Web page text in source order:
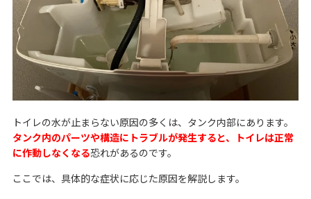
トイレの水が止まらない原因の多くは、タンク内部にあります。
タンク内のパーツや構造にトラブルが発生すると、トイレは正常
に作動しなくなる恐れがあるのです。
ここでは、具体的な症状に応じた原因を解説します。